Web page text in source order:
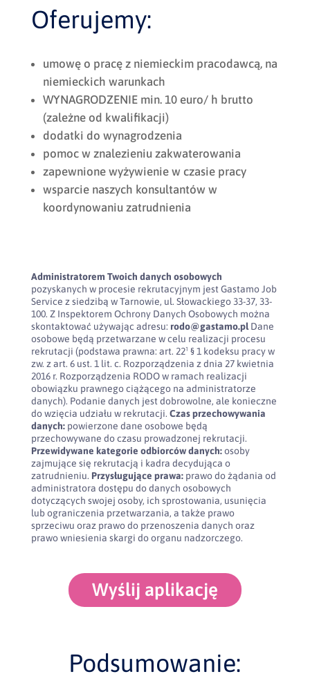
Oferujemy:
umowę o pracę z niemieckim pracodawcą, na
niemieckich warunkach
WYNAGRODZENIE min. 10 euro/ h brutto
(zależne od kwalifikacji)
dodatki do wynagrodzenia
pomoc w znalezieniu zakwaterowania
zapewnione wyżywienie w czasie pracy
wsparcie naszych konsultantów w
koordynowaniu zatrudnienia
Administratorem Twoich danych osobowych
pozyskanych w procesie rekrutacyjnym jest Gastamo Job
Service z siedzibą w Tarnowie, ul. Słowackiego 33-37, 33-
100. Z Inspektorem Ochrony Danych Osobowych można
skontaktować używając adresu: rodo@gastamo.plDane
osobowe będą przetwarzane w celu realizacji procesu
rekrutacji (podstawa prawna: art. 22¹ § 1 kodeksu pracy w
zw. z art. 6 ust. 1 lit. c. Rozporządzenia z dnia 27 kwietnia
2016 r. Rozporządzenia RODO w ramach realizacji
obowiązku prawnego ciążącego na administratorze
danych). Podanie danych jest dobrowolne, ale konieczne
do wzięcia udziału w rekrutacji. Czas przechowywania
danych:powierzone dane osobowe będą
przechowywane do czasu prowadzonej rekrutacji.
Przewidywane kategorie odbiorców danych:osoby
zajmujące się rekrutacją i kadra decydująca o
zatrudnieniu. Przysługujące prawa:prawo do żądania od
administratora dostępu do danych osobowych
dotyczących swojej osoby, ich sprostowania, usunięcia
lub ograniczenia przetwarzania, a także prawo
sprzeciwu oraz prawo do przenoszenia danych oraz
prawo wniesienia skargi do organu nadzorczego.
Wyślij aplikację
Podsumowanie: